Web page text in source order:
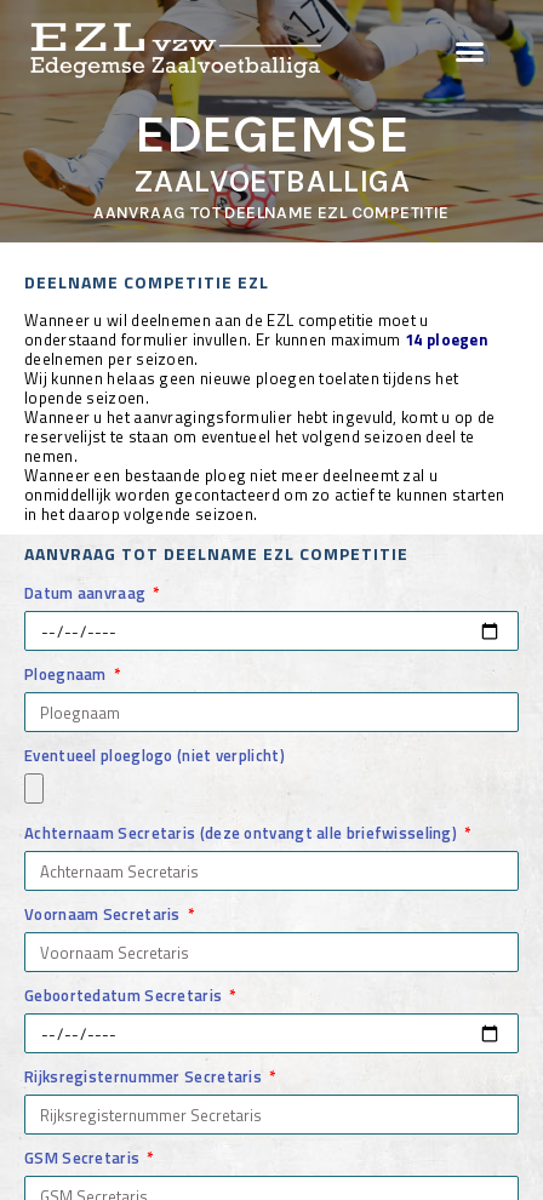
EDEGEMSE
ZAALVOETBALLIGA
AANVRAAG TOT DEELNAME EZL COMPETITIE
DEELNAME COMPETITIE EZL
Wanneer u wil deelnemen aan de EZL competitie moet u
onderstaand formulier invullen. Er kunnen maximum 14 ploegen
deelnemen per seizoen.
Wij kunnen helaas geen nieuwe ploegen toelaten tijdens het
lopende seizoen.
Wanneer u het aanvragingsformulier hebt ingevuld, komt u op de
reservelijst te staan om eventueel het volgend seizoen deel te
nemen.
Wanneer een bestaande ploeg niet meer deelneemt zal u
onmiddellijk worden gecontacteerd om zo actief te kunnen starten
in het daarop volgende seizoen.
AANVRAAG TOT DEELNAME EZL COMPETITIE
Datum aanvraag
Ploegnaam
Eventueel ploeglogo (niet verplicht)
Achternaam Secretaris (deze ontvangt alle briefwisseling)
Voornaam Secretaris
Geboortedatum Secretaris
Rijksregisternummer Secretaris
GSM Secretaris